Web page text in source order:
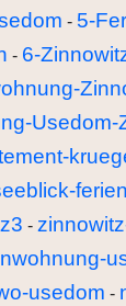
- 5-
- 6-
Usedom-
-
usedom -